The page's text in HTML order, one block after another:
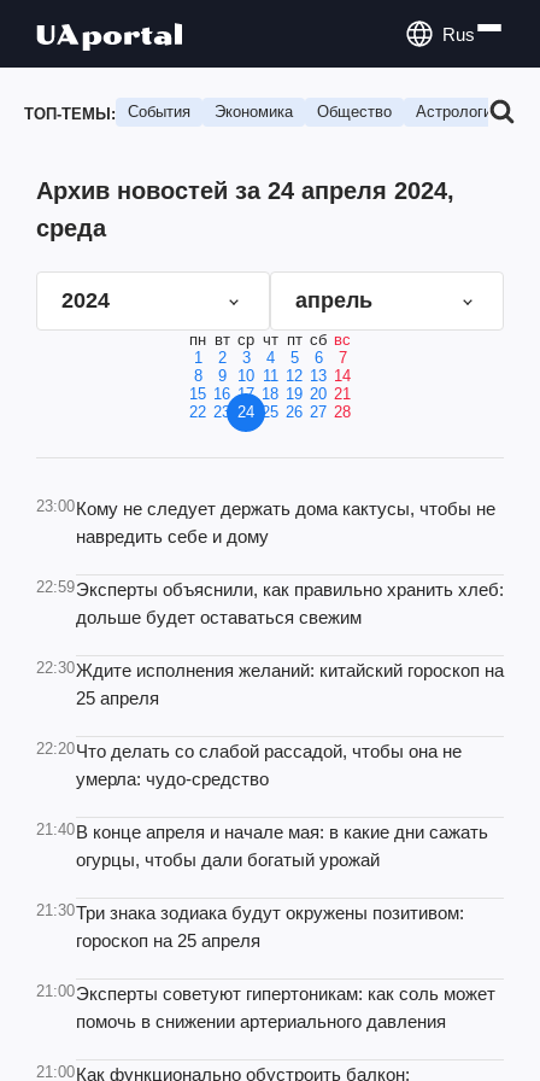
Rus
ТОП-ТЕМЫ: События Экономика Общество Астрология
Архив новостей за 24 апреля 2024,
среда
2024 апрель
пн вт ср чт пт сб вс
1
2 3 4 5 6
7
8
9 10 11 12 13 14
15 16 17 18 19 20 21
22 23 24 25 26 27 28
23:00Кому не следует держать дома кактусы, чтобы не
навредить себе и дому
22:59Эксперты объяснили, как правильно хранить хлеб:
дольше будет оставаться свежим
22:30Ждите исполнения желаний: китайский гороскоп на
25 апреля
22:20Что делать со слабой рассадой, чтобы она не
умерла: чудо-средство
21:40В конце апреля и начале мая: в какие дни сажать
огурцы, чтобы дали богатый урожай
21:30Три знака зодиака будут окружены позитивом:
гороскоп на 25 апреля
21:00Эксперты советуют гипертоникам: как соль может
помочь в снижении артериального давления
21:00Как функционально обустроить балкон: